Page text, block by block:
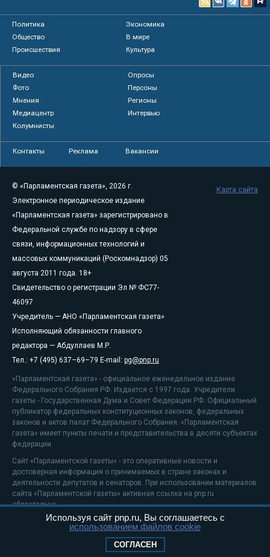
Политика
Экономика
Общество
В мире
Происшествия
Культура
Видео
Опросы
Фото
Персоны
Мнения
Регионы
Медиацентр
Интервью
Колумнисты
Контакты Реклама Вакансии
© «Парламентская газета», 2026 г.
Электронное периодическое издание
«Парламентская газета» зарегистрировано в
Федеральной службе по надзору в сфере
связи, информационных технологий и
массовых коммуникаций (Роскомнадзор) 05
августа 2011 года. 18+
Свидетельство о регистрации Эл № ФС77-
46097
Учредитель — АНО «Парламентская газета»
Исполняющий обязанности главного
редактора — Абдуллаев М.Р.
Тел.: +7 (495) 637–69–79 E-mail: pg@pnp.ru
«Парламентская газета» - официальное еженедельное издание
Федерального Собрания РФ. Издается с 1997 года. Учредители
газеты - Государственная Дума и Совет Федерации РФ. Официальный
публикатор федеральных конституционных законов, федеральных
законов и актов палат Федерального Собрания. «Парламентская
газета» имеет пункты печати и представительства в десяти субъектах
федерации.
Сайт «Парламентской газеты» - это оперативные новости и
достоверная информация о принимаемых в стране законах и
деятельности депутатов и сенаторов. При использовании материалов
сайта «Парламентской газеты» активная ссылка на pnp.ru
обязательна.
На информационном ресурсе применяютсярекомендательные
Положение о защите персональных данных
Карта сайта
Используя сайт pnp.ru, Вы соглашаетесь с
использованием файлов cookie
СОГЛАСЕН